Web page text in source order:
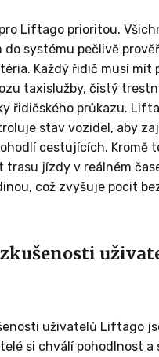
Liftago prioritou.
do systému pečlivě
Každý řidič musí mít
taxislužby, čistý
řidičského průkazu.
stav vozidel, aby
cestujících. Kromě
trasu jízdy v reálném
což zvyšuje pocit
zkušenosti
uživatelů Liftago
si chválí pohodlnost a